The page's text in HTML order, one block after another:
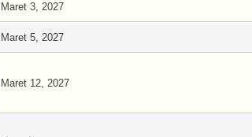
Maret 3, 2027
Maret 5, 2027
Maret 12, 2027